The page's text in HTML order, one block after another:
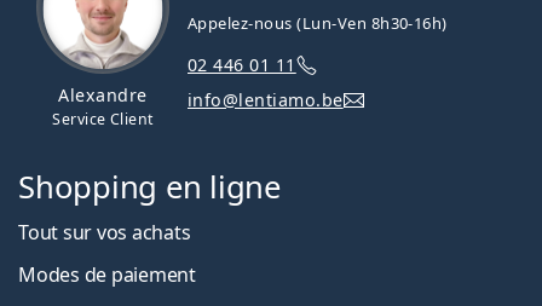
Alexandre
Service Client
Appelez-nous (Lun-Ven 8h30-16h)
02 446 01 11
info@lentiamo.be
Shopping en ligne
Tout sur vos achats
Modes de paiement